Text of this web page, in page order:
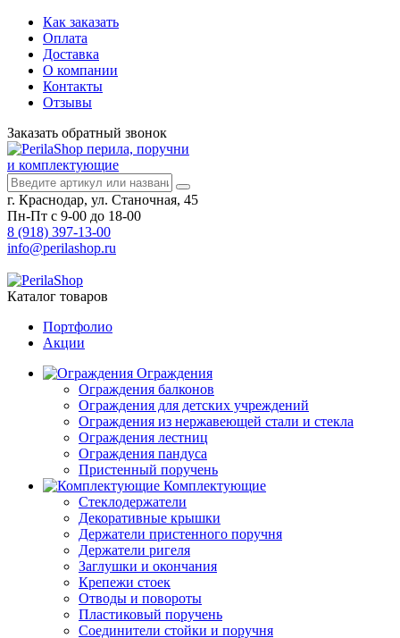
Как заказать
Оплата
Доставка
О компании
Контакты
Отзывы
Заказать обратный звонок
перила, поручни
и комплектующие
г. Краснодар, ул. Станочная, 45
Пн-Пт с 9-00 до 18-00
8 (918) 397-13-00
info@perilashop.ru
Каталог товаров
Портфолио
Акции
Ограждения
Ограждения балконов
Ограждения для детских учреждений
Ограждения из нержавеющей стали и стекла
Ограждения лестниц
Ограждения пандуса
Пристенный поручень
Комплектующие
Стеклодержатели
Декоративные крышки
Держатели пристенного поручня
Держатели ригеля
Заглушки и окончания
Крепежи стоек
Отводы и повороты
Пластиковый поручень
Соединители стойки и поручня